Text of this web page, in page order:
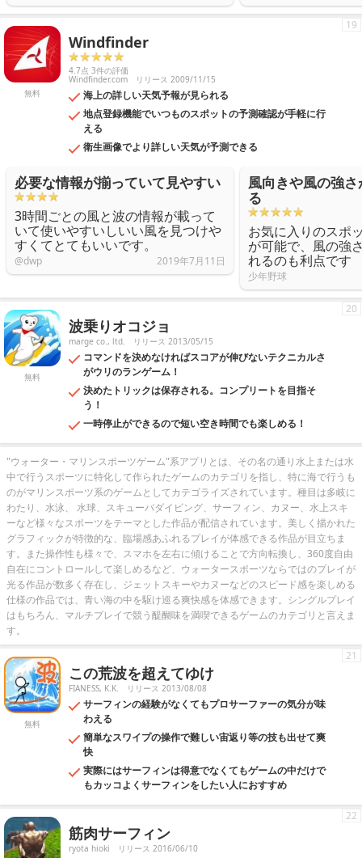
無料
Windfinder
4.7点 3件の評価
Windfinder.com リリース 2009/11/15
海上の詳しい天気予報が見られる
地点登録機能でいつものスポットの予測確認が手軽に行
える
衛生画像でより詳しい天気が予測できる
19
必要な情報が揃っていて見やすい
3時間ごとの風と波の情報が載って
いて使いやすいしいい風を見つけや
すくてとてもいいです。
@dwp 2019年7月11日
風向きや風の強
る
お気に入りのスポ
が可能で、風の強
れるのも利点です
少年野球
無料
波乗りオコジョ
marge co., ltd. リリース 2013/05/15
コマンドを決めなければスコアが伸びないテクニカルさ
がウリのランゲーム！
決めたトリックは保存される。コンプリートを目指そ
う！
一時停止ができるので短い空き時間でも楽しめる！
20
"ウォーター・マリンスポーツゲーム"系アプリとは、その名の通り水上または水
中で行うスポーツに特化して作られたゲームのカテゴリを指し、特に海で行うも
のがマリンスポーツ系のゲームとしてカテゴライズされています。種目は多岐に
わたり、水泳、 水球、スキューバダイビング、サーフィン、カヌー、水上スキ
ーなど様々なスポーツをテーマとした作品が配信されています。美しく描かれた
グラフィックが特徴的な、臨場感あふれるプレイが体感できる作品が目立ちま
す。また操作性も様々で、スマホを左右に傾けることで方向転換し、360度自由
自在にコントロールして楽しめるなど、ウォータースポーツならではのプレイが
光る作品が数多く存在し、ジェットスキーやカヌーなどのスピード感を楽しめる
仕様の作品では、青い海の中を駆け巡る爽快感を体感できます。シングルプレイ
はもちろん、マルチプレイで競う醍醐味を満喫できるゲームのカテゴリと言えま
す。
無料
この荒波を超えてゆけ
FIANESS, K.K. リリース 2013/08/08
サーフィンの経験がなくてもプロサーファーの気分が味
わえる
簡単なスワイプの操作で難しい宙返り等の技も出せて爽
快
実際にはサーフィンは得意でなくてもゲームの中だけで
もカッコよくサーフィンをしたい人におすすめ
21
筋肉サーフィン
ryota hioki リリース 2016/06/10
22